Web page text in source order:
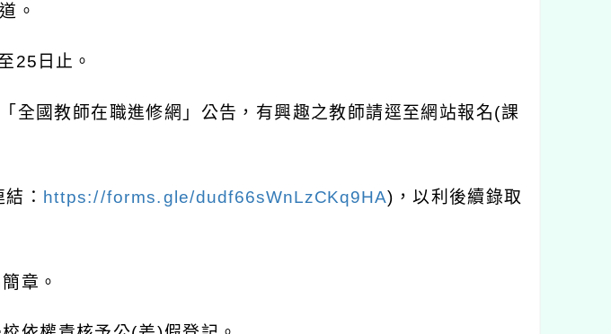
。
25日止。
全國教師在職進修網」公告，有興趣之教師請逕至網站報名(課
： https://forms.gle/dudf66sWnLzCKq9HA)，以利後續錄取
章。